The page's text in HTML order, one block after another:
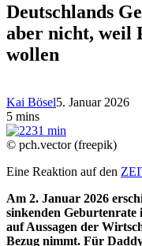
Deutschlands
aber nicht, weil
wollen
Kai Bösel5. Januar 2026
5 mins
© pch.vector (freepik)
Eine Reaktion auf den
Am 2. Januar 2026
sinkenden Geburtenrate
auf Aussagen der
Bezug nimmt. Für